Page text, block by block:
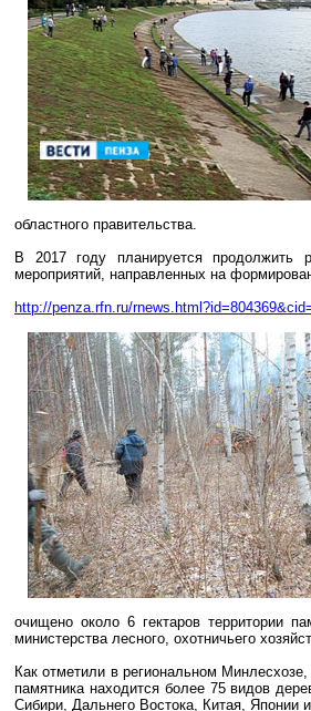
областного правительства.
В 2017 году планируется продолжить
мероприятий, направленных на
http://penza.rfn.ru/
очищено около 6 гектаровтерритории
министерства лесного, охотничьего
Как отметили в региональном Минлесхозе,
памятника находится более 75 видов
Сибири, Дальнего Востока, Китая, Японии